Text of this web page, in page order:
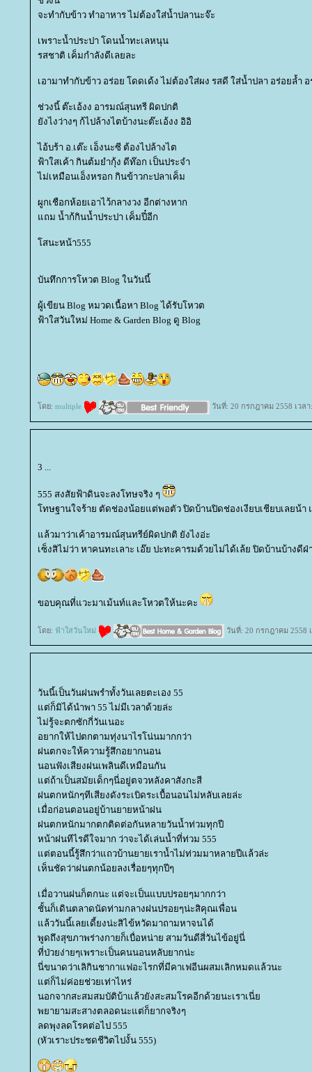
จะทำกับข้าว ทำอาหาร ไม่ต้องใส่น้ำปลานะจ๊ะ
เพราะน้ำประปา โดนน้ำทะเลหนุน
รสชาติ เค็มกำลังดีเลยละ
เอามาทำกับข้าว อร่อย โดดเด้ง ไม่ต้องใส่ผง รสดี ใส่น้ำปลา อร่อยล้ำ อ
ช่วงนี้ ต๊ะเอ้งง อารมณ์สุนทรี ผิดปกติ
ังไงว่างๆ ก้ไปล้างไตบ้างนะต๊ะเอ้งง อิอิ
ไอ้บร้า อ.เต๊ะ เอ็งนะซี ต้องไปล้างไต
ฟ้าใสเค้า กินต้มยำกุ้ง ดีท๊อก เป็นประจำ
ไม่เหมือนเอ็งหรอก กินข้าวกะปลาเค็ม
ผูกเชือกห้อยเอาไว้กลางวง อีกต่างหาก
ถม น้ำก้กินน้ำประปา เค็มปี๋อีก
สนะหน้า555
บันทึกการโหวต Blog ในวันนี้
ผู้เขียน Blog หมวดเนื้อหา Blog ได้รับโหวต
ฟ้าใสวันใหม่ Home & Garden Blog ดู Blog
ดย: multiple วันที่: 20 กรกฎาคม 2558 เวล
3 ...
555 สงสัยฟ้าดินจะลงโทษจริง ๆ
ทษฐานใจร้าย ตัดช่องน้อยแต่พอตัว ปิดบ้านปิดช่องเงียบเชียบเลยน้า
ล้วมาว่าเค้าอารมณ์สุนทรีย์ผิดปกติ ยังไงอ่ะ
เซ็งสิไม่ว่า หาคนทะเลาะ เอ๊ย ปะทะคารมด้วยไม่ได้เล้ย ปิดบ้านบ้างดีฝ่
ขอบคุณที่แวะมาเม้นท์และโหวตให้นะคะ
ดย: ฟ้าใสวันใหม่ วันที่: 20 กรกฎาคม 2558
วันนี้เป็นวันฝนพรำทั้งวันเลยตะเอง 55
ต่ก็มิได้นำพา 55 ไม่มีเวลาด้วยล่ะ
ไม่รู้จะตกซักกี่วันเนอะ
อยากให้ไปตกตามทุ่งนาไรโน่นมากกว่า
ฝนตกจะให้ความรู้สึกอยากนอน
นอนฟังเสียงฝนเพลินดีเหมือนกัน
ต่ถ้าเป็นสมัยเด็กๆนี่อยู่ตจวหลังคาสังกะสี
ฝนตกหนักๆทีเสียงดังระเบิดระเบื้อนอนไม่หลับเลยล่ะ
เมื่อก่อนตอนอยู่บ้านยายหน้าฝน
ฝนตกหนักมากตกติดต่อกันหลายวันน้ำท่วมทุกปี
หน้าฝนทีไรดีใจมาก ว่าจะได้เล่นน้ำที่ท่วม 555
ต่ตอนนี้รู้สึกว่าแถวบ้านยายเราน้ำไม่ท่วมมาหลายปีแล้วล่ะ
เห็นชัดว่าฝนตกน้อยลงเรื่อยๆทุกปีๆ
เมื่อวานฝนก็ตกนะ แต่จะเป็นแบบปรอยๆมากกว่า
ชั้นก็เดินตลาดนัดท่ามกลางฝนปรอยๆน่ะสิคุณเพื่อน
ล้ววันนี้เลยเดี้ยงน่ะสิไข้หวัดมาถามหาจนได้
พูดถึงสุขภาพร่างกายก็เบื่อหน่าย สามวันดีสี่วันไข้อยู่นี่
ที่ป่วยง่ายๆเพราะเป็นคนนอนหลับยากน่ะ
นี่ขนาดว่าเลิกินชากาแฟอะไรกที่มีคาเฟอีนผสมเลิกหมดแล้วนะ
ต่ก็ไม่ค่อยช่วยเท่าไหร่
นอกจากสะสมสมบัติบ้าแล้วยังสะสมโรคอีกด้วยนะเราเนี่
พยายามสะสางตลอดนะแต่ก็ยากจริงๆ
ลดพุงลดโรคต่อไป 555
(หัวเราะประชดชีวิตไปงั้น 555)